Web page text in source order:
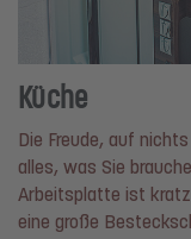
Küche
Die Freude, auf
alles, was Sie
Arbeitsplatte ist
eine große